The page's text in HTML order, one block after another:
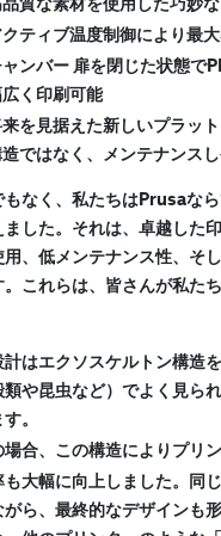
ティブ温度制御により最
ンバー 扉を閉じた状態で
く印刷可能
を見据えた新しいプラット
ではなく、メンテナンス
もなく、私たちはPrusaな
ました。それは、卓越した
、低メンテナンス性、そ
これらは、皆さんが私た
計はエクソスケルトン構造
類や昆虫など）でよく見ら
。
合、この構造により プリ
大幅に向上 しました。同
ら、最終的なデザインも